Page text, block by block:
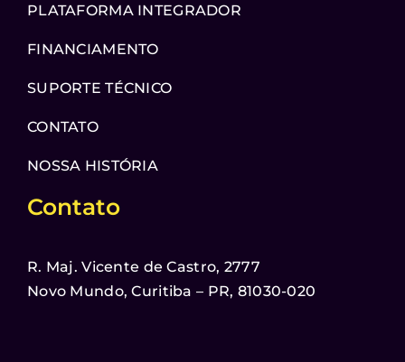
PLATAFORMA INTEGRADOR
FINANCIAMENTO
SUPORTE TÉCNICO
CONTATO
NOSSA HISTÓRIA
Contato
R. Maj. Vicente de Castro, 2777
Novo Mundo, Curitiba – PR, 81030-020